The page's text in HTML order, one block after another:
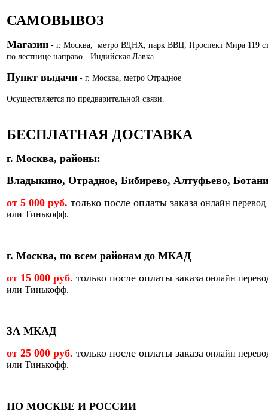
САМОВЫВОЗ
Магазин - г. Москва, метро ВДНХ, парк ВВЦ, Проспект Мира 119
по лестнице направо - Индийская Лавка
Пункт выдачи - г. Москва, метро Отрадное
Осуществляется по предварительной связи.
БЕСПЛАТНАЯ ДОСТАВКА
г. Москва, районы:
Владыкино, Отрадное, Бибирево, Алтуфьево,
от 5 000 руб. только после оплаты заказа онлайн
или Тинькофф.
г. Москва, по всем районам до МКАД
от 15 000 руб. только после оплаты заказа онлайн
или Тинькофф.
ЗА МКАД
от 25 000 руб. только после оплаты заказа онлайн
или Тинькофф.
ПО МОСКВЕ И РОССИИ